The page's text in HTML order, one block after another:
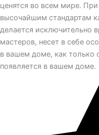
ценятся во всем мире.
высочайшим стандартам
делается исключительно
мастеров, несет в себе
в вашем доме, как только
появляется в вашем доме.